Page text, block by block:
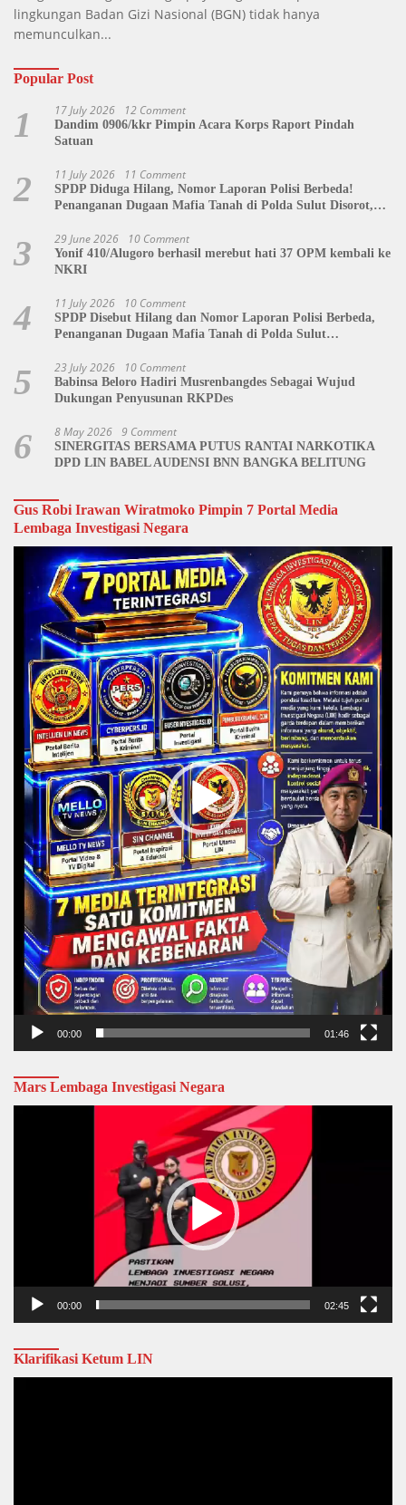
lingkungan Badan Gizi Nasional (BGN) tidak hanya
memunculkan...
Popular Post
1 17 July 2026 12 Comment
Dandim 0906/kkr Pimpin Acara Korps Raport Pindah
Satuan
2 11 July 2026 11 Comment
SPDP Diduga Hilang, Nomor Laporan Polisi Berbeda!
Penanganan Dugaan Mafia Tanah di Polda Sulut Disorot,
3 29 June 2026 10 Comment
Yonif 410/Alugoro berhasil merebut hati 37 OPM kembali ke
NKRI
4 11 July 2026 10 Comment
SPDP Disebut Hilang dan Nomor Laporan Polisi Berbeda,
Penanganan Dugaan Mafia Tanah di Polda Sulut
5 23 July 2026 10 Comment
Babinsa Beloro Hadiri Musrenbangdes Sebagai Wujud
Dukungan Penyusunan RKPDes
6 8 May 2026 9 Comment
SINERGITAS BERSAMA PUTUS RANTAI NARKOTIKA
DPD LIN BABEL AUDENSI BNN BANGKA BELITUNG
Gus Robi Irawan Wiratmoko Pimpin 7 Portal Media
Lembaga Investigasi Negara
Video
Player
00:00 01:46
Mars Lembaga Investigasi Negara
00:00 02:45
Klarifikasi Ketum LIN